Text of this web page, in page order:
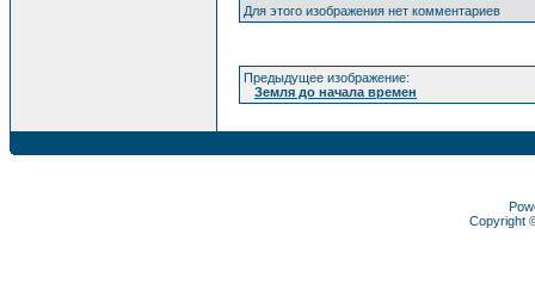
Для этого изображения нет комментариев
Предыдущее изображение:
Земля до начала времен
Copyright